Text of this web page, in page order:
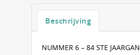
Beschrijving
NUMMER 6 – 84 STE